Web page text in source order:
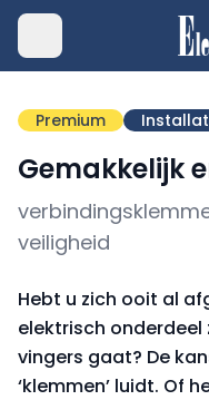
Premium
Gemakkelijk
veiligheid
Hebt u zich ooit al
elektrisch
vingers gaat? De
‘klemmen’ luidt. Of